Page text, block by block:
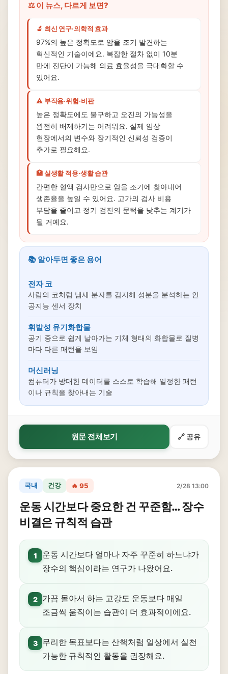
⚖️ 이 뉴스, 다르게 보면?
🔬 최신 연구·의학적 효과
97%의 높은 정확도로 암을 조기 발견하는
혁신적인 기술이에요. 복잡한 절차 없이 10분
만에 진단이 가능해 의료 효율성을 극대화할 수
있어요.
⚠️ 부작용·위험·비판
높은 정확도에도 불구하고 오진의 가능성을
완전히 배제하기는 어려워요. 실제 임상
현장에서의 변수와 장기적인 신뢰성 검증이
추가로 필요해요.
🏥 실생활 적용·생활 습관
간편한 혈액 검사만으로 암을 조기에 찾아내어
생존율을 높일 수 있어요. 고가의 검사 비용
부담을 줄이고 정기 검진의 문턱을 낮추는 계기가
될 거예요.
📚 알아두면 좋은 용어
전자 코
사람의 코처럼 냄새 분자를 감지해 성분을 분석하는 인
공지능 센서 장치
휘발성 유기화합물
공기 중으로 쉽게 날아가는 기체 형태의 화합물로 질병
마다 다른 패턴을 보임
머신러닝
컴퓨터가 방대한 데이터를 스스로 학습해 일정한 패턴
이나 규칙을 찾아내는 기술
원문 전체보기 🔗 공유
국내 건강 🔥 95 2/28 13:00
운동 시간보다 중요한 건 꾸준함… 장수
비결은 규칙적 습관
1
운동 시간보다 얼마나 자주 꾸준히 하느냐가
장수의 핵심이라는 연구가 나왔어요.
2
가끔 몰아서 하는 고강도 운동보다 매일
조금씩 움직이는 습관이 더 효과적이에요.
3
무리한 목표보다는 산책처럼 일상에서 실천
가능한 규칙적인 활동을 권장해요.